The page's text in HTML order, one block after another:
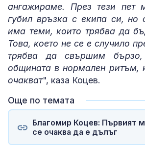
ангажираме. През тези пет
губил връзка с екипа си, но
има теми, които трябва да
Това, което не се е случило
трябва да свършим
общината в нормален ритъм,
очакват", каза Коцев.
Още по темата
Благомир Коцев: Първият
се очаква да е дълъг